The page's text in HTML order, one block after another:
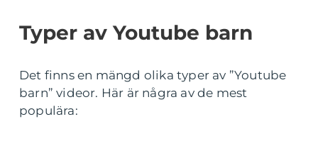
Typer av Youtube barn
Det finns en mängd olika typer av ”Youtube
barn” videor. Här är några av de mest
populära: